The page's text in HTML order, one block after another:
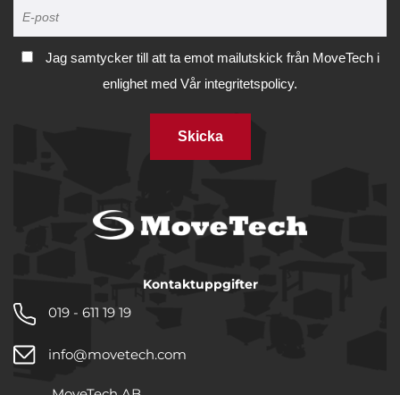
Jag samtycker till att ta emot mailutskick från MoveTech i
enlighet med Vår integritetspolicy.
Skicka
Kontaktuppgifter
019 - 611 19 19
info@movetech.com